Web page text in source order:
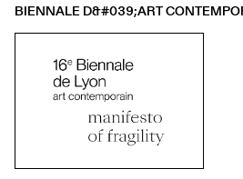
BIENNALE D&#039;ART